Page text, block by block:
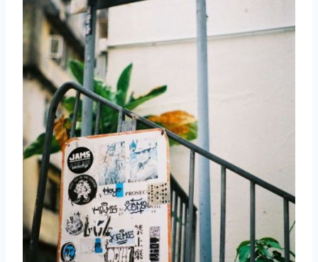
取消 搜索